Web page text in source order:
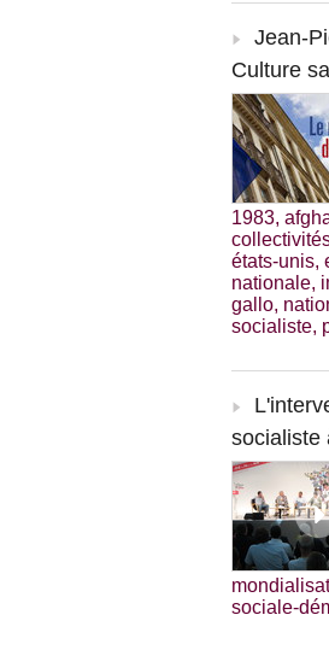
Jean-
Culture
1983,
états-unis,
nationale,
gallo,
socialiste,
socialiste
sociale-